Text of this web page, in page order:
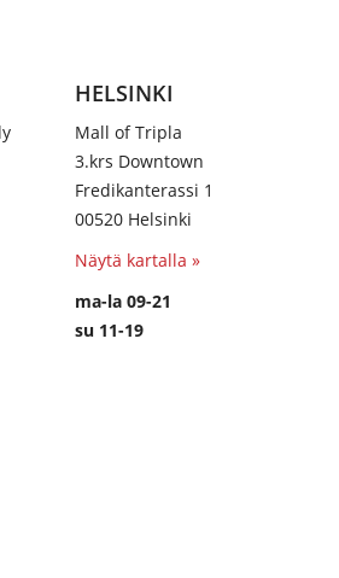
HELSINKI
Mall of Tripla
3.krs Downtown
Fredikanterassi 1
00520 Helsinki
Näytä kartalla »
ma-la 09-21
su 11-19